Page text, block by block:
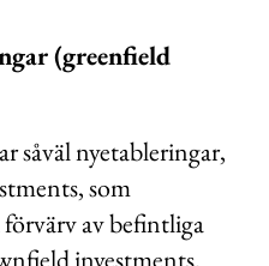
(greenfield
såväl nyetableringar,
som
förvärv av befintliga